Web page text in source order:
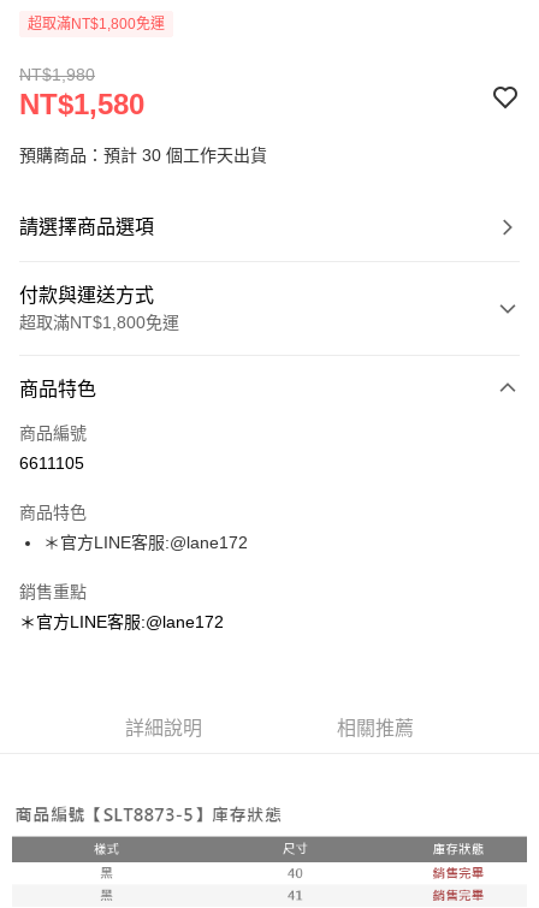
超取滿NT$1,800免運
NT$1,980
NT$1,580
預購商品：預計 30 個工作天出貨
請選擇商品選項
付款與運送方式
超取滿NT$1,800免運
信用卡一次付款
超商取貨付款
Apple Pay
街口支付
悠遊付
付款後全家取貨
每筆NT$100，滿NT$1,800(含以上)免運費
商品特色
商品編號
6611105
商品特色
＊官方LINE客服:@lane172
銷售重點
＊官方LINE客服:@lane172
詳細說明 相關推薦